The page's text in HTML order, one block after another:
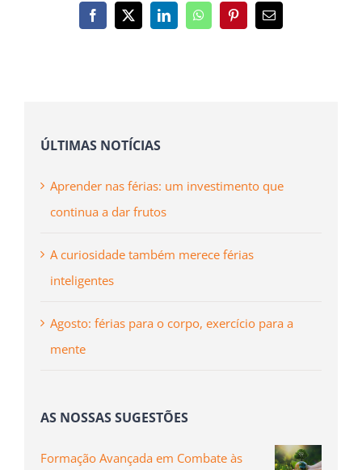
Facebook
X LinkedInWhatsAppPinterestEmail
(necessário
ÚLTIMAS NOTÍCIAS
Aprender nas férias: um investimento que
continua a dar frutos
A curiosidade também merece férias
inteligentes
Agosto: férias para o corpo, exercício para a
mente
AS NOSSAS SUGESTÕES
Formação Avançada em Combate às